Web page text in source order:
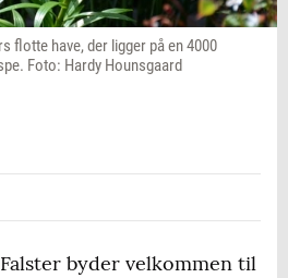
flotte have, der ligger på en 4000
Foto: Hardy Hounsgaard
Falster byder velkommen til